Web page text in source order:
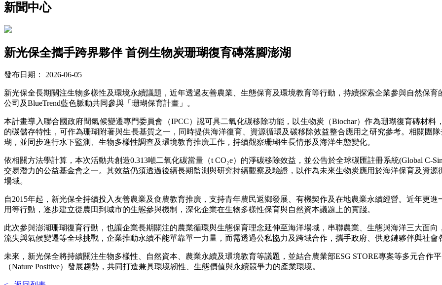
新聞中心
新光保全攜手跨界夥伴 首例生物炭珊瑚復育磚落腳澎湖
發布日期： 2026-06-05
新光保全長期關注生物多樣性及環境永續議題，近年透過友善農業、生態保育及環境教育等行動，持續探索企業參與自然保
公司及BlueTrend藍色脈動共同參與「珊瑚保育計畫」。
本計畫導入聯合國政府間氣候變遷專門委員會（IPCC）認可具二氧化碳移除功能，以生物炭（Biochar）作為珊瑚復育磚材
的碳儲存特性，可作為珊瑚附著與生長基質之一，同時提供海洋復育、資源循環及碳移除效益整合應用之研究參考。相關團
瑚，並同步進行水下監測、生物多樣性調查及環境教育推廣工作，持續觀察珊瑚生長情形及海洋生態變化。
依相關方法學計算，本次活動共創造0.313噸二氧化碳當量（t CO₂e）的淨碳移除效益，並公告於全球碳匯註冊系統(Global C-
交易潛力的公益基金會之一。其效益仍須透過後續長期監測與研究持續觀察及驗證，以作為未來生物炭應用於海洋保育及資
場域。
自2015年起，新光保全持續投入友善農業及食農教育推廣，支持青年農民返鄉發展、有機契作及在地農業永續經營。近年更
用等行動，逐步建立從農田到城市的生態參與機制，深化企業在生物多樣性保育與自然資本議題上的實踐。
此次參與澎湖珊瑚復育行動，也讓企業長期關注的農業循環與生態保育理念延伸至海洋場域，串聯農業、生態與海洋三大面
流失與氣候變遷等全球挑戰，企業推動永續不能單靠單一力量，而需透過公私協力及跨域合作，攜手政府、供應鏈夥伴與社會
未來，新光保全將持續關注生物多樣性、自然資本、農業永續及環境教育等議題，並結合農業部ESG STORE專案等多元合作
（Nature Positive）發展趨勢，共同打造兼具環境韌性、生態價值與永續競爭力的產業環境。